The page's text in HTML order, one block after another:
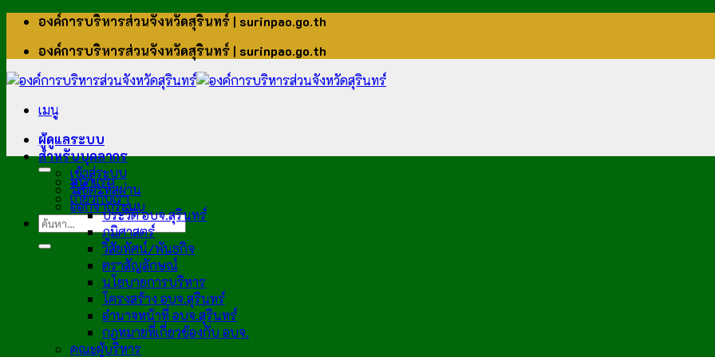
ข้าม
เนื้อหา
องค์การบริหารส่วนจังหวัดสุรินทร์ | surinpao.go.th
องค์การบริหารส่วนจังหวัดสุรินทร์ | surinpao.go.th
เมนู
ผู้ดูแลระบบ
สำหรับบุคลากร
เข้าสู่ระบบ
รีเซ็ตรหัสผ่าน
ออกจากระบบ
หน้าแรก
เกี่ยวกับเรา
ประวัติ อบจ.สุรินทร์
ภูมิศาสตร์
วิสัยทัศน์/พันธกิจ
ตราสัญลักษณ์
นโยบายการบริหาร
โครงสร้าง อบจ.สุรินทร์
อำนาจหน้าที่ อบจ.สุรินทร์
กฎหมายที่เกี่ยวข้องกับ อบจ.
คณะผู้บริหาร